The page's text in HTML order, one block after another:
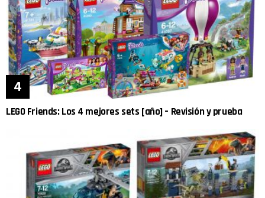
LEGO Friends: Los 4 mejores sets [año] – Revisión y prueba